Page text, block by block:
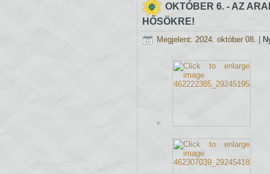
OKTÓBER 6. - AZ
HŐSÖKRE!
Megjelent: 2024. október 08.